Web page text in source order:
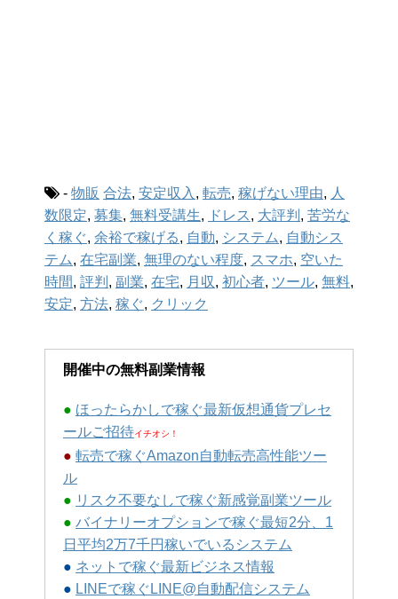
- 物販 合法, 安定収入 , 転売, 稼げない理由, 人
数限定, 募集, 無料受講生, ドレス , 大評判 , 苦労な
く稼ぐ, 余裕で稼げる, 自動, システム, 自動シス
テム, 在宅副業, 無理のない程度, スマホ, 空いた
時間, 評判 , 副業, 在宅, 月収, 初心者, ツール, 無料,
安定, 方法, 稼ぐ, クリック
開催中の無料副業情報
● ほったらかしで稼ぐ最新仮想通貨プレセ
ールご招待イチオシ！
● 転売で稼ぐAmazon自動転売高性能ツー
ル
● リスク不要なしで稼ぐ新感覚副業ツール
● バイナリーオプションで稼ぐ最短2分、1
日平均2万7千円稼いでいるシステム
● ネットで稼ぐ最新ビジネス情報
● LINEで稼ぐLINE@自動配信システム